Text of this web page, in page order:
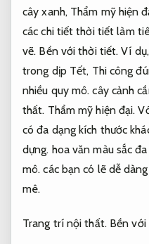
cây xanh, Thẩm mỹ hiện
các chi tiết thời tiết làm
vẽ. Bền với thời tiết. Ví dụ,
trong dịp Tết, Thi công
nhiều quy mô. cây cảnh
thất. Thẩm mỹ hiện đại.
có đa dạng kích thước
dựng. hoa văn màu sắc
mô. các bạn có lẽ dễ
mê.
Trang trí nội thất. Bền